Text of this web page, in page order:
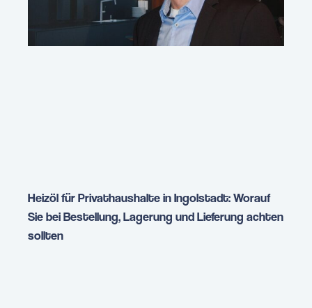
Heizöl für Privathaushalte in Ingolstadt: Worauf
Sie bei Bestellung, Lagerung und Lieferung achten
sollten